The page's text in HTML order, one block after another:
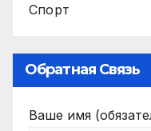
Спорт
Обратная Связь
Ваше имя